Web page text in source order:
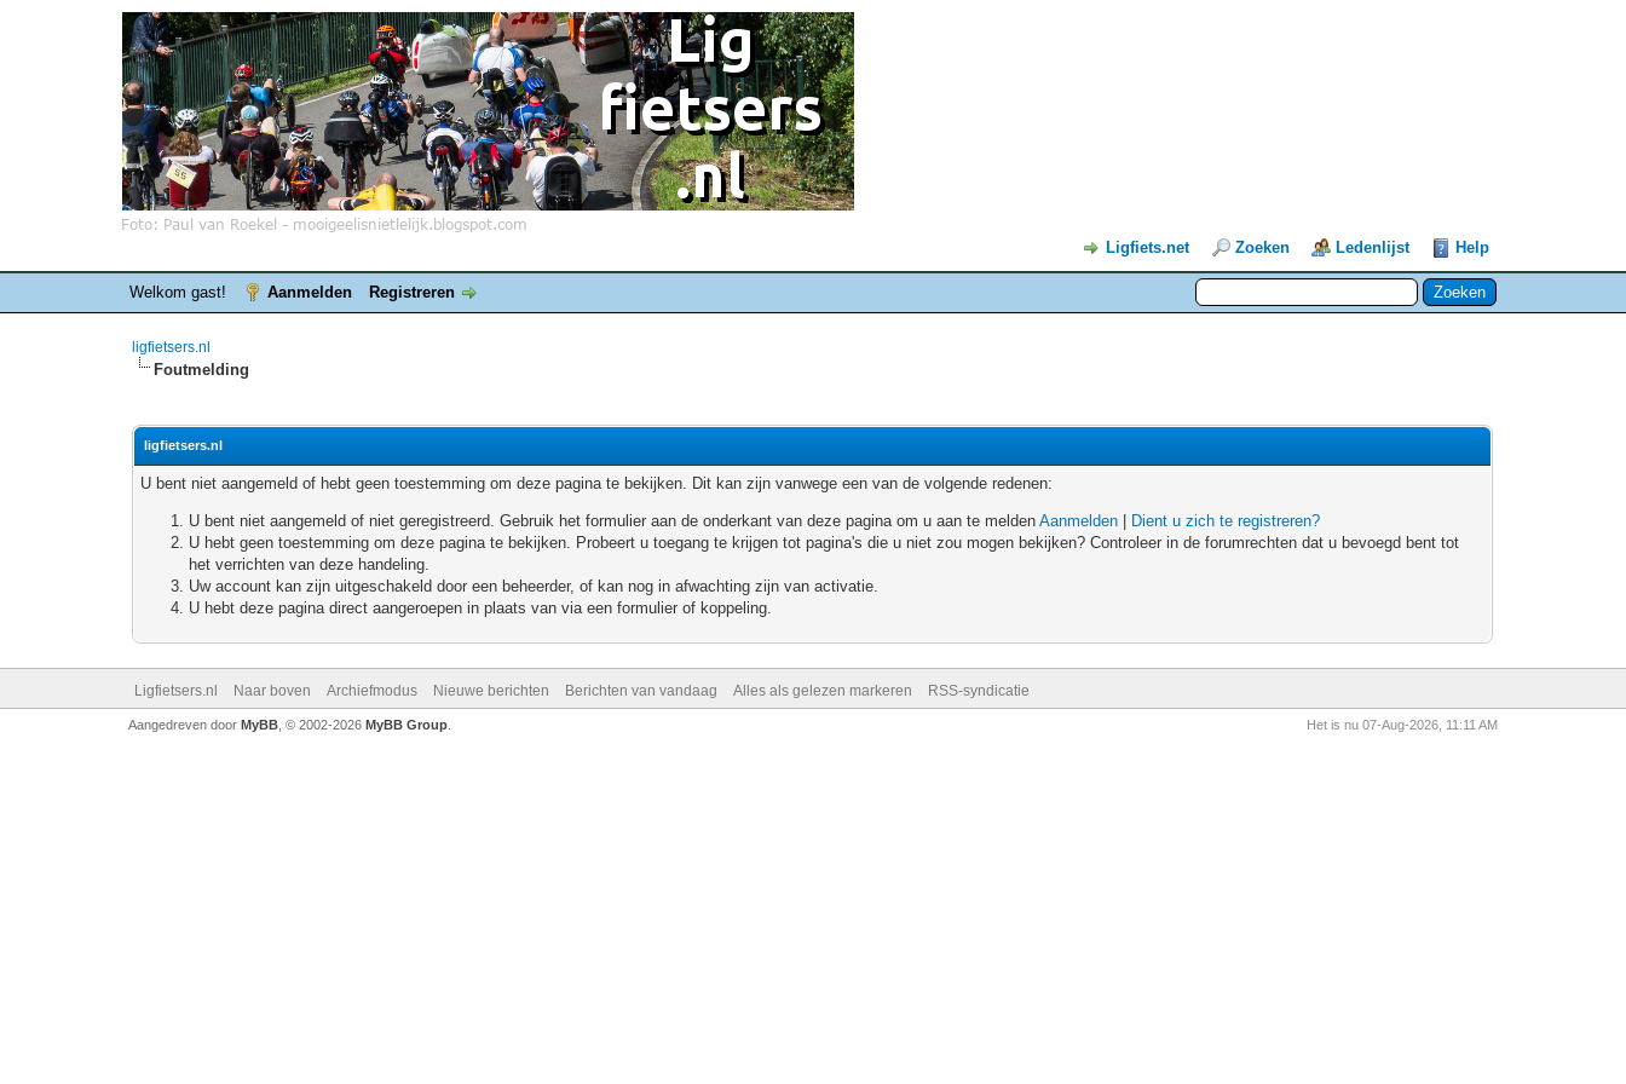
Ligfiets.net Zoeken Ledenlijst Help
Welkom gast! Aanmelden Registreren
ligfietsers.nl
Foutmelding
ligfietsers.nl
U bent niet aangemeld of hebt geen toestemming om deze pagina te bekijken. Dit kan zijn vanwege een van de volgende redenen:
U bent niet aangemeld of niet geregistreerd. Gebruik het formulier aan de onderkant van deze pagina om u aan te meldenAanmelden
Dient u zich te registreren?
U hebt geen toestemming om deze pagina te bekijken. Probeert u toegang te krijgen tot pagina's die u niet zou mogen bekijken? Controleer in de forumrechten dat u bevoegd bent tot
het verrichten van deze handeling.
Uw account kan zijn uitgeschakeld door een beheerder, of kan nog in afwachting zijn van activatie.
U hebt deze pagina direct aangeroepen in plaats van via een formulier of koppeling.
Ligfietsers.nl Naar boven Archiefmodus Nieuwe berichten Berichten van vandaag Alles als gelezen markeren RSS-syndicatie
Het is nu 07-Aug-2026, 11:11 AM
Aangedreven door MyBB, © 2002-2026 MyBB Group.